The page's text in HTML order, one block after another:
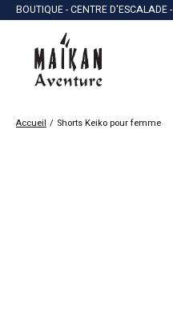
BOUTIQUE - CENTRE
Accueil / Shorts Keiko pour femme